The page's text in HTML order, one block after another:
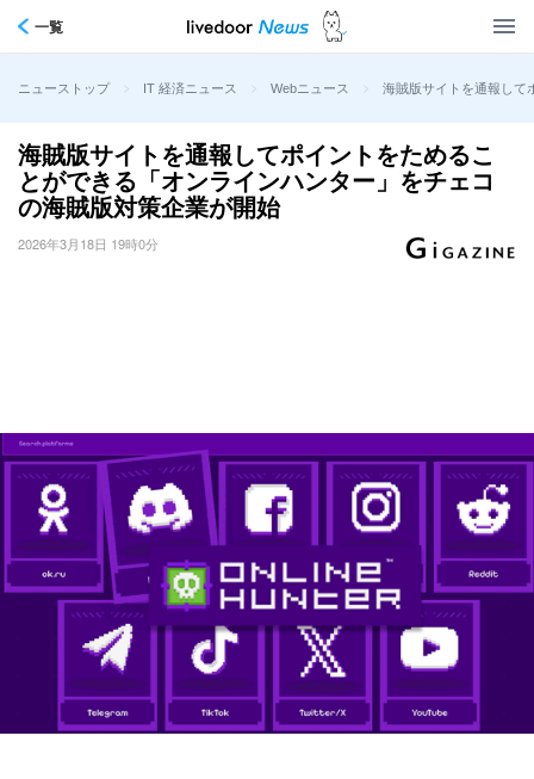
一覧
ニューストップ > IT 経済ニュース > Webニュース > 海賊版サイトを通報して
海賊版サイトを通報してポイントをためるこ
とができる「オンラインハンター」をチェコ
の海賊版対策企業が開始
2026年3月18日 19時0分